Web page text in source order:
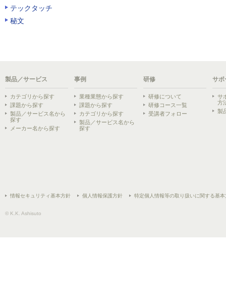
テックタッチ
秘文
製品／サービス
カテゴリから探す
課題から探す
製品／サービス名から
探す
メーカー名から探す
事例
業種業態から探す
課題から探す
カテゴリから探す
製品／サービス名から
探す
研修
研修について
研修コース一覧
受講者フォロー
サポ
サ
方
製
情報セキュリティ基本方針 個人情報保護方針 特定個人情報等の取り扱いに関する基本
© K.K. Ashisuto